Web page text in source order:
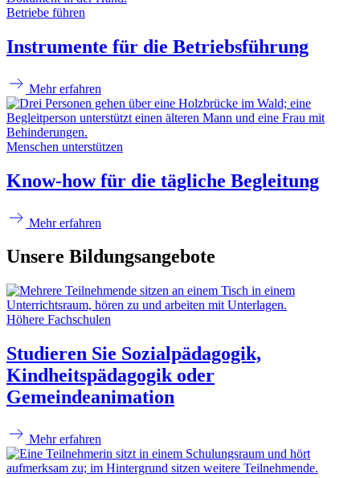
Betriebe führen
Instrumente für die Betriebsführung
Mehr erfahren
Menschen unterstützen
Know-how für die tägliche Begleitung
Mehr erfahren
Unsere Bildungsangebote
Höhere Fachschulen
Studieren Sie Sozialpädagogik,
Kindheitspädagogik oder
Gemeindeanimation
Mehr erfahren